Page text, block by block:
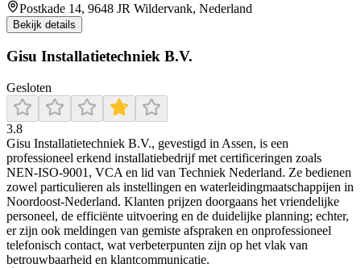
Postkade 14, 9648 JR Wildervank, Nederland
Bekijk details
Gisu Installatietechniek B.V.
Gesloten
3.8
Gisu Installatietechniek B.V., gevestigd in Assen, is een
professioneel erkend installatiebedrijf met certificeringen zoals
NEN‑ISO‑9001, VCA en lid van Techniek Nederland. Ze bedienen
zowel particulieren als instellingen en waterleidingmaatschappijen in
Noordoost-Nederland. Klanten prijzen doorgaans het vriendelijke
personeel, de efficiënte uitvoering en de duidelijke planning; echter,
er zijn ook meldingen van gemiste afspraken en onprofessioneel
telefonisch contact, wat verbeterpunten zijn op het vlak van
betrouwbaarheid en klantcommunicatie.